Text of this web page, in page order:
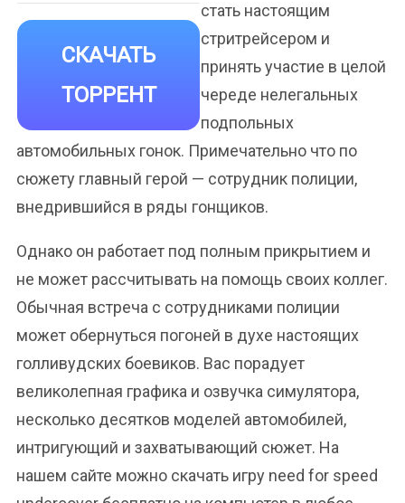
СКАЧАТЬ
ТОРРЕНТ
стать настоящим
стритрейсером и
принять участие в целой
череде нелегальных
подпольных
автомобильных гонок. Примечательно что по
сюжету главный герой — сотрудник полиции,
внедрившийся в ряды гонщиков.
Однако он работает под полным прикрытием и
не может рассчитывать на помощь своих коллег.
Обычная встреча с сотрудниками полиции
может обернуться погоней в духе настоящих
голливудских боевиков. Вас порадует
великолепная графика и озвучка симулятора,
несколько десятков моделей автомобилей,
интригующий и захватывающий сюжет. На
нашем сайте можно скачать игру need for speed